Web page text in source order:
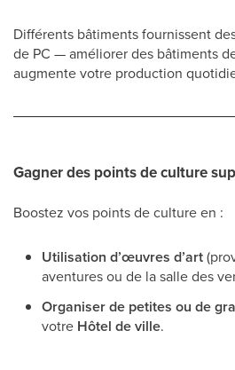
Différents bâtiments fournissent
de PC — améliorer des bâtiments
augmente votre production
Gagner des points de culture
Boostez vos points de culture en :
Utilisation d’œuvres d’art
aventures ou de la salle des
Organiser de petites ou de
votre Hôtel de ville.